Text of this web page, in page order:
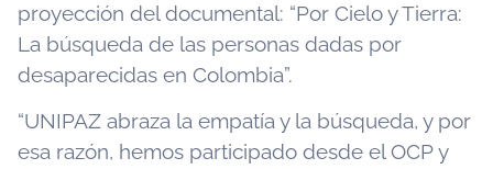
proyección del documental: “Por Cielo y Tierra:
La búsqueda de las personas dadas por
desaparecidas en Colombia”.
“UNIPAZ abraza la empatía y la búsqueda, y por
esa razón, hemos participado desde el OCP y